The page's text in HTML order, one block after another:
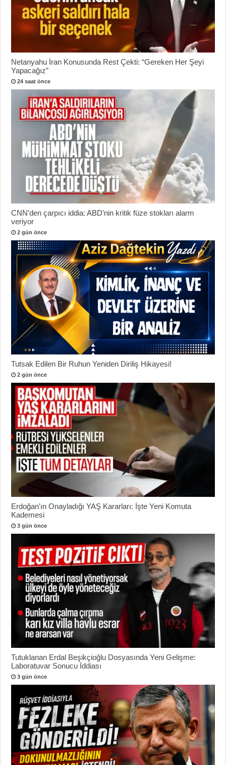
Netanyahu İran Konusunda Rest Çekti: “Gereken Her Şeyi
Yapacağız”
24 saat önce
CNN’den çarpıcı iddia: ABD’nin kritik füze stokları alarm
veriyor
2 gün önce
Tutsak Edilen Bir Ruhun Yeniden Diriliş Hikayesi!
2 gün önce
Erdoğan’ın Onayladığı YAŞ Kararları: İşte Yeni Komuta
Kademesi
3 gün önce
Tutuklanan Erdal Beşikçioğlu Dosyasında Yeni Gelişme:
Laboratuvar Sonucu İddiası
3 gün önce